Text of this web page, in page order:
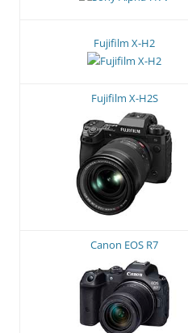
Fujifilm X-H2
Fujifilm X-H2S
Canon EOS R7